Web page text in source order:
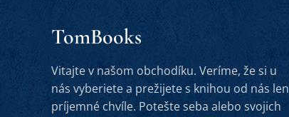
TomBooks
Vitajte v našom obchodíku. Veríme, že si u
nás vyberiete a prežijete s knihou od nás len
príjemné chvíle. Potešte seba alebo svojich